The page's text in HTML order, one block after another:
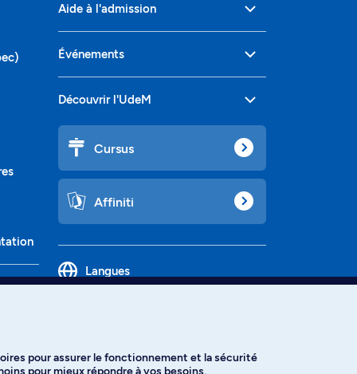
Aide à l'admission
Événements
Découvrir l'UdeM
Cursus
Affiniti
Langues
pour assurer le fonctionnement et la sécurité
pour mieux répondre à vos besoins.